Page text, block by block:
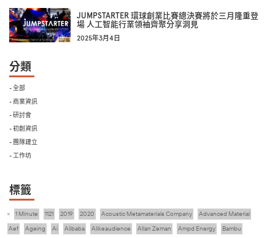
JUMPSTARTER 環球創業比賽總決賽將於三月隆重登
場 人工智能行業領袖齊聚分享洞見
2025年3月4日
分類
- 全部
- 商業資訊
- 研討會
- 初創資訊
- 團隊建立
- 工作坊
標籤
1 Minute 1121 2019 2020 Acoustic Metamaterials Company
Advanced Material
Aef
Ageing Ai Alibaba Alikeaudience Allan Zeman Ampd Energy
Bambu